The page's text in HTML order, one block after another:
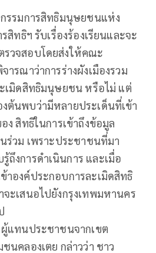
รรมการสิทธิมนุษยชนแห่ง
สิทธิฯ รับเรื่องร้องเรียนและจะ
รวจสอบโดยส่งให้คณะ
ารณาว่าการร่างผังเมืองรวม
เมิดสิทธิมนุษยชน หรือไม่ แต่
ต้นพบว่ามีหลายประเด็นที่เข้า
ง สิทธิในการเข้าถึงข้อมูล
ร่วม เพราะประชาชนที่มา
ถึงการดำเนินการ และเมื่อ
าองค์ประกอบการละเมิดสิทธิ
จะเสนอไปยังกรุงเทพมหานคร
แทนประชาชนจากเขต
นคลองเตย กล่าวว่า ชาว